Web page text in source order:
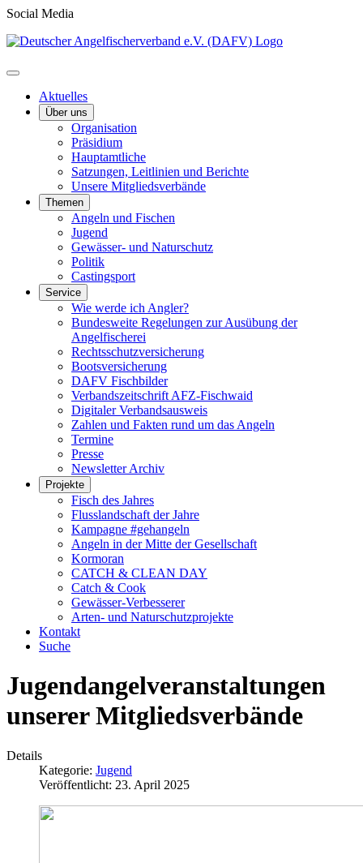
Social Media
Aktuelles
Über uns
Organisation
Präsidium
Hauptamtliche
Satzungen, Leitlinien und Berichte
Unsere Mitgliedsverbände
Themen
Angeln und Fischen
Jugend
Gewässer- und Naturschutz
Politik
Castingsport
Service
Wie werde ich Angler?
Bundesweite Regelungen zur Ausübung der
Angelfischerei
Rechtsschutzversicherung
Bootsversicherung
DAFV Fischbilder
Verbandszeitschrift AFZ-Fischwaid
Digitaler Verbandsausweis
Zahlen und Fakten rund um das Angeln
Termine
Presse
Newsletter Archiv
Projekte
Fisch des Jahres
Flusslandschaft der Jahre
Kampagne #gehangeln
Angeln in der Mitte der Gesellschaft
Kormoran
CATCH & CLEAN DAY
Catch & Cook
Gewässer-Verbesserer
Arten- und Naturschutzprojekte
Kontakt
Suche
Jugendangelveranstaltungen
unserer Mitgliedsverbände
Details
Kategorie: Jugend
Veröffentlicht: 23. April 2025